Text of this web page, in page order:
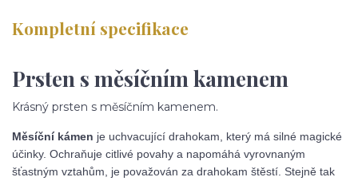
Kompletní specifikace
Prsten s měsíčním kamenem
Krásný prsten s měsíčním kamenem.
Měsíční kámen je uchvacující drahokam, který má silné magické
účinky. Ochraňuje citlivé povahy a napomáhá vyrovnaným
šťastným vztahům, je považován za drahokam štěstí. Stejně tak